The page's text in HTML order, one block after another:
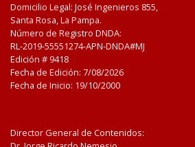
Domicilio Legal: José Ingenieros 855,
Santa Rosa, La Pampa.
Número de Registro DNDA:
RL-2019-55551274-APN-DNDA#MJ
Edición # 9418
Fecha de Edición: 7/08/2026
Fecha de Inicio: 19/10/2000
Director General de Contenidos: